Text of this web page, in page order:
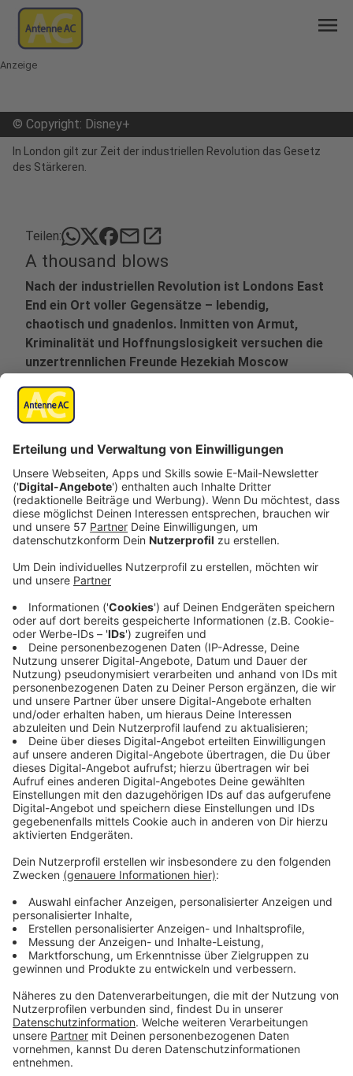
menu
Anzeige
© Copyright: Disney+
In London gilt zur Zeit der industriellen Revolution das Gesetz
des Stärkeren.
Teilen: mailopen_in_new
A thousand blows
Nach der industriellen Revolution ist Londons East
End ein Ort voller Gegensätze – lebendig,
chaotisch und gnadenlos. Inmitten von Armut,
Kriminalität und Hoffnungslosigkeit versuchen die
unzertrennlichen Freunde Hezekiah Moscow
aus Jamaika eingewandert, sich ein neues Leben
aufzubauen. Doch die Straßen sind gefährlich,
Stärkeren.
Veröffentlicht:Donnerstag, 01.05.2025 18:14
Anzeige
Schon bald geraten sie in die brutale Welt der illegalen
Boxkämpfe – eine Szene, in der Ehre, Geld und das
nackte Überleben auf dem Spiel stehen. Hezekiah wird
vom Gedanken besessen, sich in den Ring zu kämpfen
und eine Legende zu werden. Dabei trifft er auf Sugar
Goodson (Stephen Graham), einen rücksichtslosen
Champion und Meister des "Prizefighting", mit dem
sich eine erbitterte Rivalität entwickelt – eine, die
weit über den Boxring hinausreicht. Unterstützung
erhält Hezekiah von der furchtlosen Mary Carr (Erin
Doherty), der charismatischen Anführerin der
berüchtigten Frauenbande The Forty Elephants.
Zwischen Überfällen, Loyalitätskonflikten und der
ständigen Gefahr, unterzugehen, formt sich eine
Streaming-Dienst: Disney+
Anzeige
Wir benötigen Ihre
Zustimmung, um den YouTube
Video-Service zu laden!
Wir verwenden einen Service eines